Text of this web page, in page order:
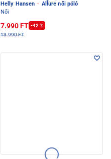
Helly Hansen · Allure női póló
Női
7.990 FT -42 %
13.990 FT